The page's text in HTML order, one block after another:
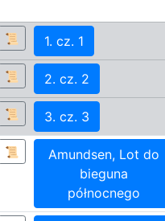
📜 1. cz. 1
📜 2. cz. 2
📜 3. cz. 3
📜
Amundsen, Lot do
bieguna
północnego